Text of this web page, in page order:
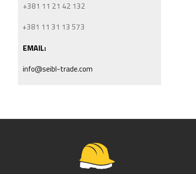
+381 11 21 42 132
+381 11 31 13 573
EMAIL:
info@seibl-trade.com